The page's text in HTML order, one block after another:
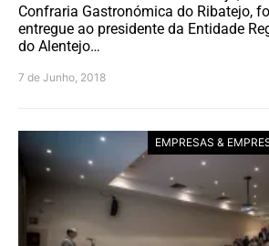
Confraria Gastronómica do Ribatejo,
entregue ao presidente da Entidade
do Alentejo…
7 de Junho, 2018
EMPRESAS &